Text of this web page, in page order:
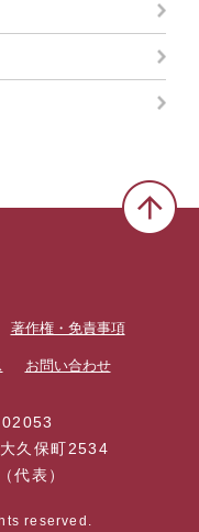
著作権・免責事項
お問い合わせ
久保町2534
代表）
reserved.